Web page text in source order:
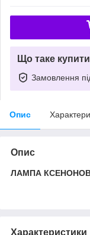
Що таке
Замовлення
Опис
Опис
ЛАМПА КСЕНОНОВА
Характеристики